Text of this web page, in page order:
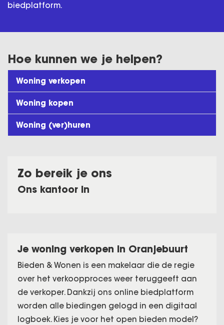
biedplatform.
Hoe kunnen we je helpen?
Woning verkopen
Woning kopen
Woning (ver)huren
Zo bereik je ons
Ons kantoor in
Je woning verkopen in Oranjebuurt
Bieden & Wonen is een makelaar die de regie
over het verkoopproces weer teruggeeft aan
de verkoper. Dankzij ons online biedplatform
worden alle biedingen gelogd in een digitaal
logboek. Kies je voor het open bieden model?